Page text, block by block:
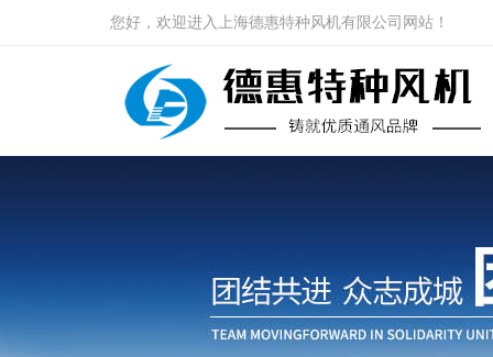
您好，欢迎进入上海德惠特种风机有限公司网站！